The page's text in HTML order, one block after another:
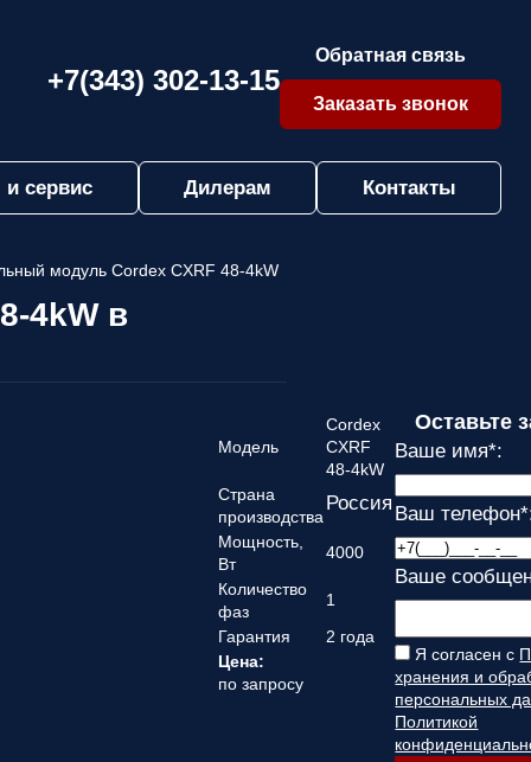
+7(343) 302-13-15
Обратная связь
Заказать звонок
и сервис Дилерам Контакты
модуль Cordex CXRF 48-4kW
4kW в
Модель
Cordex
CXRF
48-4kW
Страна
производства
Россия
Мощность,
Вт
4000
Количество
фаз
1
Гарантия
2 года
Цена:
по запросу
Оставьте
Ваше имя*:
Ваш телефон*
Ваше
Я согласен с
хранения и
персональных
Политикой